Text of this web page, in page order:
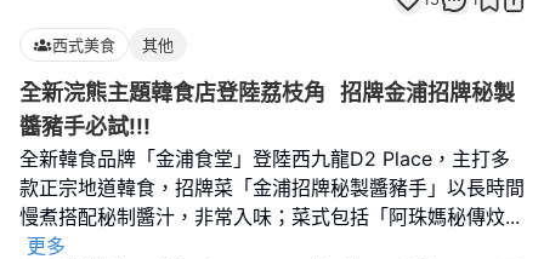
西式美食 其他
全新浣熊主題韓食店登陸荔枝角 招牌金浦招牌秘製
醬豬手必試!!!
全新韓食品牌「金浦食堂」登陸西九龍D2 Place，主打多
款正宗地道韓食，招牌菜「金浦招牌秘製醬豬手」以長時間
慢煮搭配秘制醬汁，非常入味；菜式包括「阿珠媽秘傳炆...
更多